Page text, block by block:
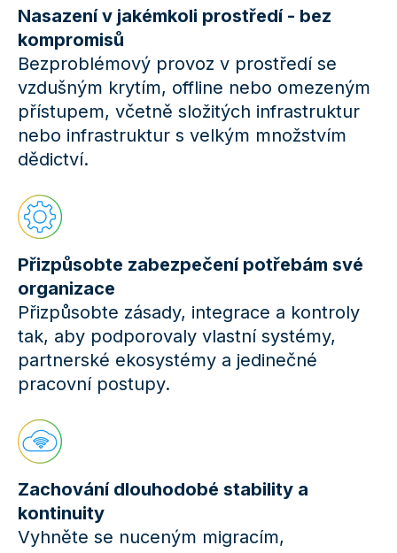
Nasazení v jakémkoli prostředí - bez
kompromisů
Bezproblémový provoz v prostředí se
vzdušným krytím, offline nebo omezeným
přístupem, včetně složitých infrastruktur
nebo infrastruktur s velkým množstvím
dědictví.
Přizpůsobte zabezpečení potřebám své
organizace
Přizpůsobte zásady, integrace a kontroly
tak, aby podporovaly vlastní systémy,
partnerské ekosystémy a jedinečné
pracovní postupy.
Zachování dlouhodobé stability a
kontinuity
Vyhněte se nuceným migracím,